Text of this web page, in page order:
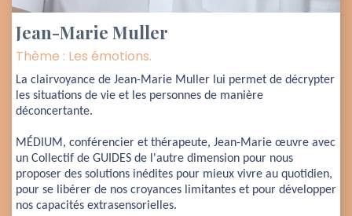
Jean-Marie Muller
Thème : Les émotions.
La clairvoyance de Jean-Marie Muller lui permet de décrypter
les situations de vie et les personnes de manière
déconcertante.
MÉDIUM, conférencier et thérapeute, Jean-Marie œuvre avec
un Collectif de GUIDES de l'autre dimension pour nous
proposer des solutions inédites pour mieux vivre au quotidien,
pour se libérer de nos croyances limitantes et pour développer
nos capacités extrasensorielles.